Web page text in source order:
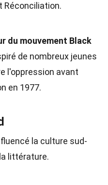
Réconciliation.
du mouvement Black
de nombreux jeunes
l'oppression avant
en 1977.
la culture sud-
littérature.